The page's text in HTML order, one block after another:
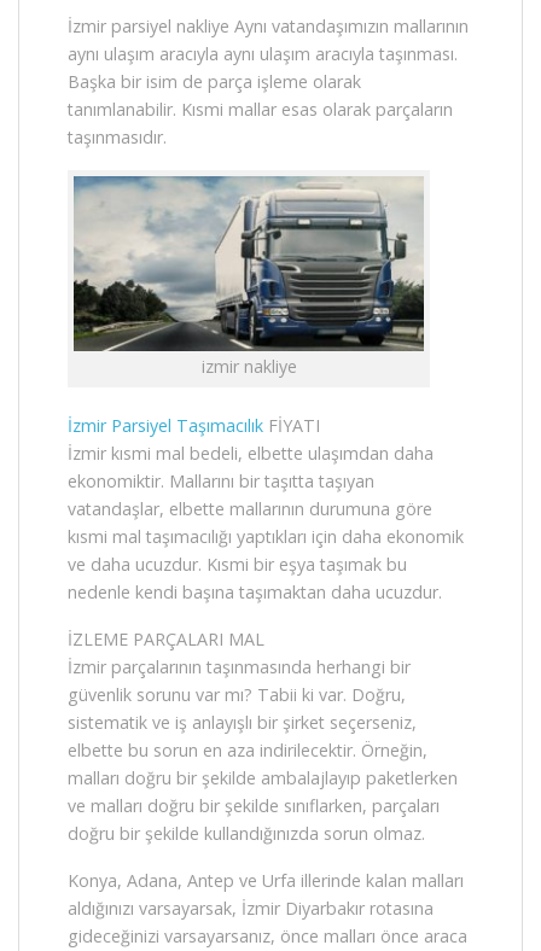
İzmir parsiyel nakliye Aynı vatandaşımızın mallarının
aynı ulaşım aracıyla aynı ulaşım aracıyla taşınması.
Başka bir isim de parça işleme olarak
tanımlanabilir. Kısmi mallar esas olarak parçaların
taşınmasıdır.
izmir nakliye
İzmir Parsiyel Taşımacılık FİYATI
İzmir kısmi mal bedeli, elbette ulaşımdan daha
ekonomiktir. Mallarını bir taşıtta taşıyan
vatandaşlar, elbette mallarının durumuna göre
kısmi mal taşımacılığı yaptıkları için daha ekonomik
ve daha ucuzdur. Kısmi bir eşya taşımak bu
nedenle kendi başına taşımaktan daha ucuzdur.
İZLEME PARÇALARI MAL
İzmir parçalarının taşınmasında herhangi bir
güvenlik sorunu var mı? Tabii ki var. Doğru,
sistematik ve iş anlayışlı bir şirket seçerseniz,
elbette bu sorun en aza indirilecektir. Örneğin,
malları doğru bir şekilde ambalajlayıp paketlerken
ve malları doğru bir şekilde sınıflarken, parçaları
doğru bir şekilde kullandığınızda sorun olmaz.
Konya, Adana, Antep ve Urfa illerinde kalan malları
aldığınızı varsayarsak, İzmir Diyarbakır rotasına
gideceğinizi varsayarsanız, önce malları önce araca